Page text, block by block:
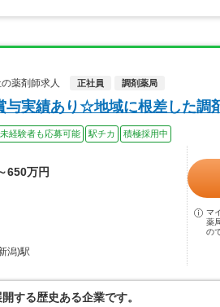
薬剤師求人
正社員 調剤薬局
与実績あり☆地域に根差した調
未経験者も応募可能 駅チカ 積極採用中
650万円
潟)駅
マ
薬
の
する歴史ある企業です。